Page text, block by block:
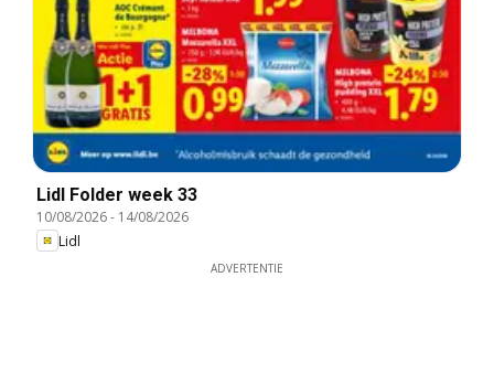
Lidl Folder week 33
10/08/2026- 14/08/2026
Lidl
ADVERTENTIE